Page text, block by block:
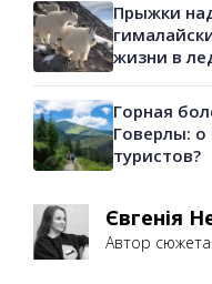
Прыжки
жизни в
Горная
Говерлы:
туристов?
Євгенія
Автор сюжета